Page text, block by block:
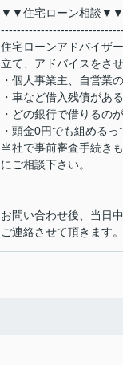
▼▼住宅ローン相談▼▼
住宅ローンアドバイザ
立て、アドバイスをさ
・個人事業主、自営業
・車など借入残債があ
・どの銀行で借りるの
・頭金0円でも組めるっ
当社で事前審査手続き
にご相談下さい。
お問い合わせ後、当日
ご連絡させて頂きます。